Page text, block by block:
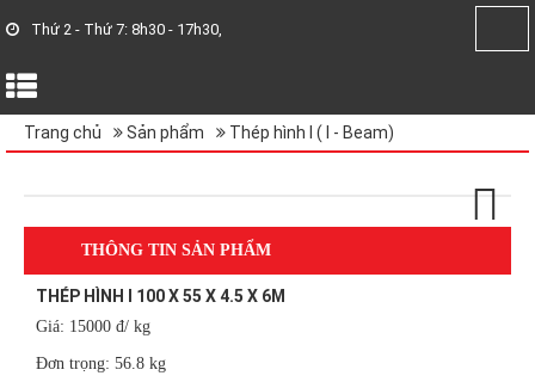
Thứ 2 - Thứ 7: 8h30 - 17h30,
Trang chủ Sản phẩm Thép hình I ( I - Beam)
THÔNG TIN SẢN PHẨM
THÉP HÌNH I 100 X 55 X 4.5 X 6M
Giá: 15000 đ/ kg
Đơn trọng: 56.8 kg